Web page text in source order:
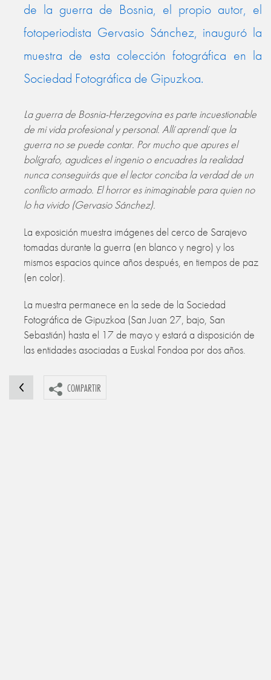
de la guerra de Bosnia, el propio autor, el
fotoperiodista Gervasio Sánchez, inauguró la
muestra de esta colección fotográfica en la
Sociedad Fotográfica de Gipuzkoa.
La guerra de Bosnia-Herzegovina es parte incuestionable
de mi vida profesional y personal. Allí aprendí que la
guerra no se puede contar. Por mucho que apures el
bolígrafo, agudices el ingenio o encuadres la realidad
nunca conseguirás que el lector conciba la verdad de un
conflicto armado. El horror es inimaginable para quien no
lo ha vivido (Gervasio Sánchez).
La exposición muestra imágenes del cerco de Sarajevo
tomadas durante la guerra (en blanco y negro) y los
mismos espacios quince años después, en tiempos de paz
(en color).
La muestra permanece en la sede de la Sociedad
Fotográfica de Gipuzkoa (San Juan 27, bajo, San
Sebastián) hasta el 17 de mayo y estará a disposición de
las entidades asociadas a Euskal Fondoa por dos años.
COMPARTIR